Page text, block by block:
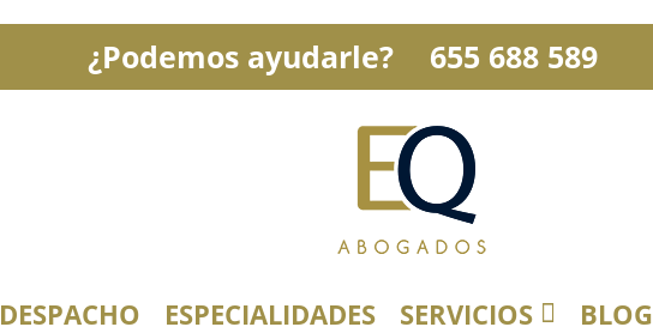
¿Podemos ayudarle? 655 688 589
DESPACHO ESPECIALIDADES SERVICIOS BLOG